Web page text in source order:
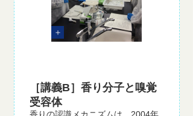
［講義B］香り分子と嗅覚
受容体
香りの認識メカニズムは、2004年